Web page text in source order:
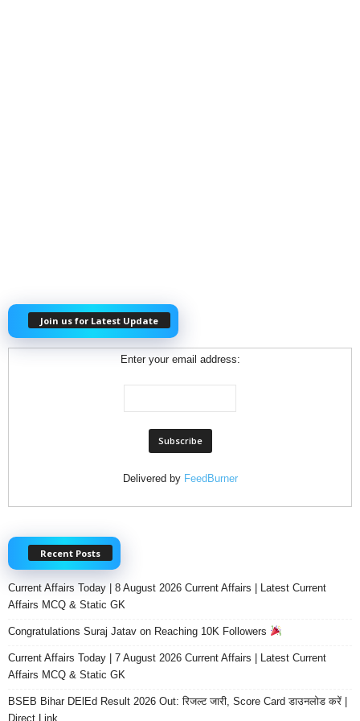
Join us for Latest Update
Enter your email address:
Delivered by FeedBurner
Recent Posts
Current Affairs Today | 8 August 2026 Current Affairs | Latest Current
Affairs MCQ & Static GK
Congratulations Suraj Jatav on Reaching 10K Followers
Current Affairs Today | 7 August 2026 Current Affairs | Latest Current
Affairs MCQ & Static GK
BSEB Bihar DElEd Result 2026 Out: रिजल्ट जारी, Score Card डाउनलोड करें |
Direct Link